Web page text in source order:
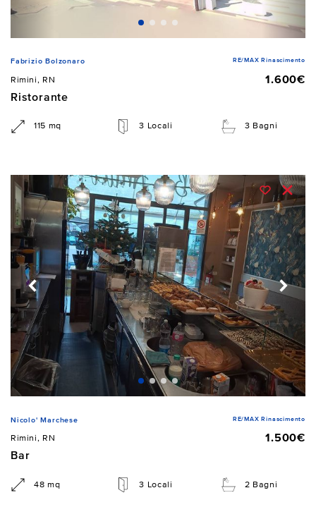
Fabrizio Bolzonaro RE/MAX Rinascimento
Rimini, RN
1.600€
Ristorante
115 mq 3 Locali 3 Bagni
Nicolo' Marchese RE/MAX Rinascimento
Rimini, RN
1.500€
Bar
48 mq 3 Locali 2 Bagni